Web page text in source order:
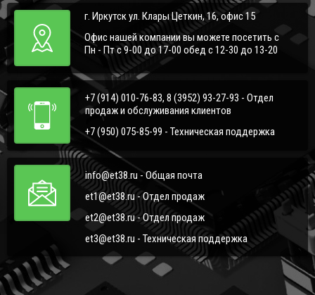
г. Иркутск ул. Клары Цеткин, 16, офис 15
Офис нашей компании вы можете посетить с
Пн - Пт с 9-00 до 17-00 обед с 12-30 до 13-20
+7 (914) 010-76-83, 8 (3952) 93-27-93 - Отдел
продаж и обслуживания клиентов
+7 (950) 075-85-99 - Техническая поддержка
info@et38.ru - Общая почта
et1@et38.ru - Отдел продаж
et2@et38.ru - Отдел продаж
et3@et38.ru - Техническая поддержка